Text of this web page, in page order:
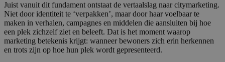
Juist vanuit dit fundament ontstaat de vertaalslag naar citymarketing.
Niet door identiteit te ‘verpakken’, maar door haar voelbaar te
maken in verhalen, campagnes en middelen die aansluiten bij hoe
een plek zichzelf ziet en beleeft. Dat is het moment waarop
marketing betekenis krijgt: wanneer bewoners zich erin herkennen
en trots zijn op hoe hun plek wordt gepresenteerd.